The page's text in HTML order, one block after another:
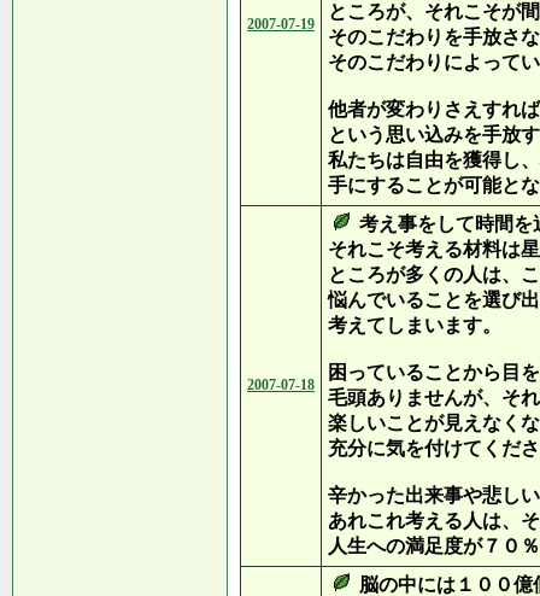
2007-07-19
ところが、それこそが
そのこだわりを手放さ
そのこだわりによって
他者が変わりさえすれ
という思い込みを手放
私たちは自由を獲得し
手にすることが可能と
2007-07-18
考え事をして時間を
それこそ考える材料は
ところが多くの人は、
悩んでいることを選び
考えてしまいます。
困っていることから目
毛頭ありませんが、そ
楽しいことが見えなく
充分に気を付けてくだ
辛かった出来事や悲し
あれこれ考える人は、
人生への満足度が７０
脳の中には１００